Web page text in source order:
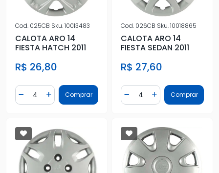
Cod. 025CB Sku.10013483
CALOTA ARO 14
FIESTA HATCH 2011
R$ 26,80
Diminuir Quantidade
Quantidade
Adicionar Quantidade
Comprar
Cod. 026CB Sku.10018865
CALOTA ARO 14
FIESTA SEDAN 2011
R$ 27,60
Diminuir Quantidade
Quantidade
AdicionarComprar